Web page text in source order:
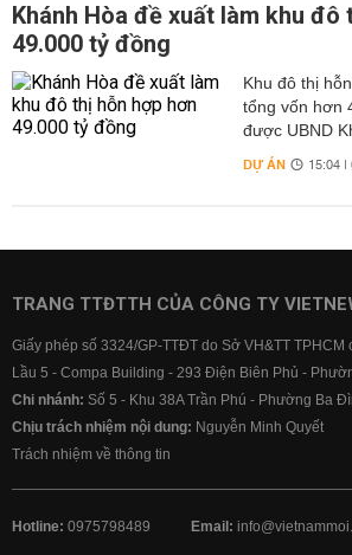
Khánh Hòa đề xuất làm khu đô
49.000 tỷ đồng
Khu đô thị
tổng vốn hơn
được UBND
DỰ ÁN 15:04
TRANG TTĐTTH CỦA CÔNG TY
Giấy phép số 3324/GP-TTĐT do Sở VH&TT TPHCM
Lầu 5 - Compa Building - 293 Điện Biên Phủ -
Chi nhánh: Số 5 - Khu 38A Trần Phú - Phường Ba
Chịu trách nhiệm nội dung: Nguyễn Minh Quyết
Trách nhiệm về thông tin
Hotline: 0975798489 Email: